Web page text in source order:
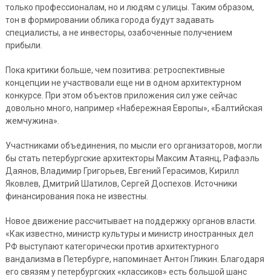
только профессионалам, но и людям с улицы. Таким образом,
тон в формировании облика города будут задавать
специалисты, а не инвесторы, озабоченные получением
прибыли.
Пока критики больше, чем позитива: ретроспективные
концепции не участвовали еще ни в одном архитектурном
конкурсе. При этом объектов приложения сил уже сейчас
довольно много, например «Набережная Европы», «Балтийская
жемчужина».
Участниками объединения, по мысли его организаторов, могли
бы стать петербургские архитекторы Максим Атаянц, Рафаэль
Даянов, Владимир Григорьев, Евгений Герасимов, Кирилл
Яковлев, Дмитрий Шатилов, Сергей Доспехов. Источники
финансирования пока не известны.
Новое движение рассчитывает на поддержку органов власти.
«Как известно, министр культуры и министр иностранных дел
РФ выступают категорически против архитектурного
вандализма в Петербурге, напоминает Антон Гликин. Благодаря
его связям у петербургских «классиков» есть большой шанс